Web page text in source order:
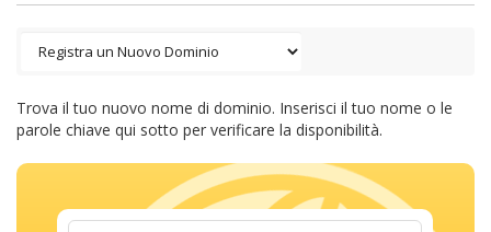
Trova il tuo nuovo nome di dominio. Inserisci il tuo nome o le
parole chiave qui sotto per verificare la disponibilità.